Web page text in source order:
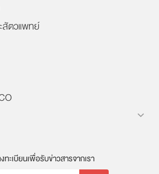
สัตวแพทย์
ทะเบียนเพื่อรับข่าวสารจากเรา